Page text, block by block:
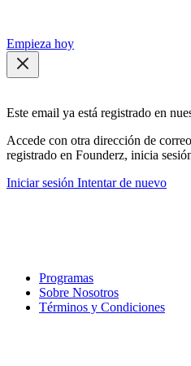
Empieza hoy
Este email ya está registrado en
Accede con otra dirección de
registrado en Founderz, inicia
Iniciar sesión Intentar de nuevo
Programas
Sobre Nosotros
Términos y Condiciones